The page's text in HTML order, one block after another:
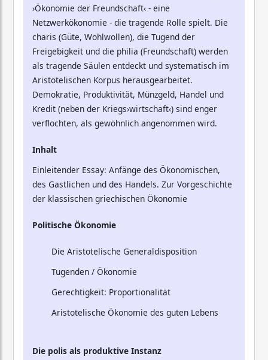
›Ökonomie der Freundschaft‹ - eine
Netzwerkökonomie - die tragende Rolle spielt. Die
charis (Güte, Wohlwollen), die Tugend der
Freigebigkeit und die philia (Freundschaft) werden
als tragende Säulen entdeckt und systematisch im
Aristotelischen Korpus herausgearbeitet.
Demokratie, Produktivität, Münzgeld, Handel und
Kredit (neben der Kriegs›wirtschaft‹) sind enger
verflochten, als gewöhnlich angenommen wird.
Inhalt
Einleitender Essay: Anfänge des Ökonomischen,
des Gastlichen und des Handels. Zur Vorgeschichte
der klassischen griechischen Ökonomie
Politische Ökonomie
Die Aristotelische Generaldisposition
Tugenden / Ökonomie
Gerechtigkeit: Proportionalität
Aristotelische Ökonomie des guten Lebens
Die polis als produktive Instanz